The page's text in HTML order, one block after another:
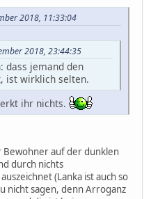
2018, 11:33:04
2018, 23:44:35
dass jemand den
ist wirklich selten.
ihr nichts.
Bewohner auf der dunklen
durch nichts
(Lanka ist auch so
nicht sagen, denn Arroganz